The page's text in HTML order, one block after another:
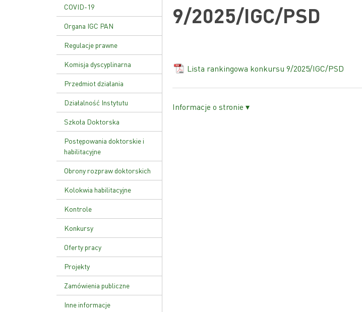
COVID-19
Organa IGC PAN
Dyrekcja
Rada naukowa
Regulacje prawne
Statut Instytutu
Uchwała nr 17/02
Ustawa o PAN
Komisja dyscyplinarna
Przedmiot działania
Działalność Instytutu
Zakład Genetyki Molekularnej
i Translacyjnej
Zakład Funkcji Kwasów
Nukleinowych
Zakład Patologii Molekularnej
Zakład Zaawansowanych
Terapii Biomedycznych i
Niepłodności
Zakład Genetyki Nowotworów
Zakład Biologii Rozrodu i
Genomiki Gamet
Szkoła Doktorska
Plan zajęć
Rekrutacja
Postępowania doktorskie i
habilitacyjne
Obrony rozpraw doktorskich
Kolokwia habilitacyjne
Kontrole
Kontrola zarządcza
Kontrole zewnętrzne
sprawie kontroli zarządczej
Konkursy
Oferty pracy
Projekty
Zamówienia publiczne
Inne informacje
9/2025/IGC/PSD
Lista rankingowa konkursu 9/2025/IGC/PSD
Informacje o stronie ▾